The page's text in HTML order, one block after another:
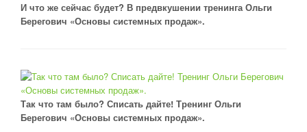
И что же сейчас будет? В предвкушении тренинга Ольги
Берегович «Основы системных продаж».
Так что там было? Списать дайте! Тренинг Ольги
Берегович «Основы системных продаж».